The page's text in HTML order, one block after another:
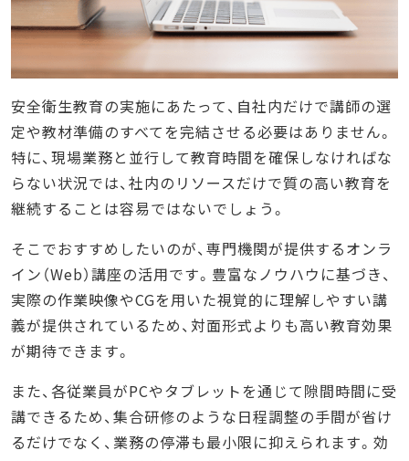
安全衛生教育の実施にあたって、自社内だけで講師の選
定や教材準備のすべてを完結させる必要はありません。
特に、現場業務と並行して教育時間を確保しなければな
らない状況では、社内のリソースだけで質の高い教育を
継続することは容易ではないでしょう。
そこでおすすめしたいのが、専門機関が提供するオンラ
イン（Web）講座の活用です。豊富なノウハウに基づき、
実際の作業映像やCGを用いた視覚的に理解しやすい講
義が提供されているため、対面形式よりも高い教育効果
が期待できます。
また、各従業員がPCやタブレットを通じて隙間時間に受
講できるため、集合研修のような日程調整の手間が省け
るだけでなく、業務の停滞も最小限に抑えられます。効